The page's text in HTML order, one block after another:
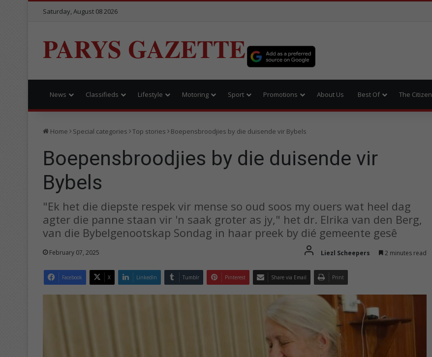
Saturday, August 08 2026
PARYS GAZETTE
News Classifieds Lifestyle Motoring Sport Promotions About Us Best Of The Citizen
Home Special categories Top stories Boepensbroodjies by die duisende vir Bybels
Boepensbroodjies by die duisende vir
Bybels
"Ek het die diepste respek vir mense so oud soos my ouers wat heel dag
agter die panne staan vir 'n saak groter as jy," het dr. Elrika van den Berg,
van die Bybelgenootskap Sondag in haar preek by dié gemeente gesê
February 07, 2025 Liezl Scheepers 2 minutes read
Facebook X LinkedIn Tumblr Pinterest Share via Email Print